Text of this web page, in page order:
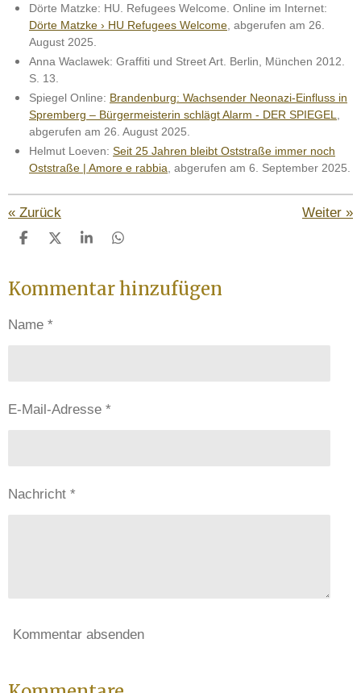
Dörte Matzke: HU. Refugees Welcome. Online im Internet:
Dörte Matzke › HU Refugees Welcome , abgerufen am 26.
August 2025.
Anna Waclawek: Graffiti und Street Art. Berlin, München 2012.
S. 13.
Spiegel Online: Brandenburg: Wachsender Neonazi-Einfluss in
Spremberg – Bürgermeisterin schlägt Alarm - DER SPIEGEL
abgerufen am 26. August 2025.
Helmut Loeven: Seit 25 Jahren bleibt Oststraße immer noch
Oststraße | Amore e rabbia , abgerufen am 6. September 2025.
« Zurück Weiter »
T
l
T
l
T
l
T
Kommentar hinzufügen
Name *
E-Mail-Adresse *
Nachricht *
Kommentar absenden